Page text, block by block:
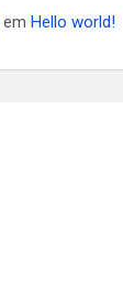
em Hello world!